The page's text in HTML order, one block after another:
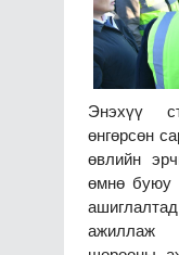
Энэхүү
өнгөрсөн
өвлийн
өмнө буюу
ажиллаж